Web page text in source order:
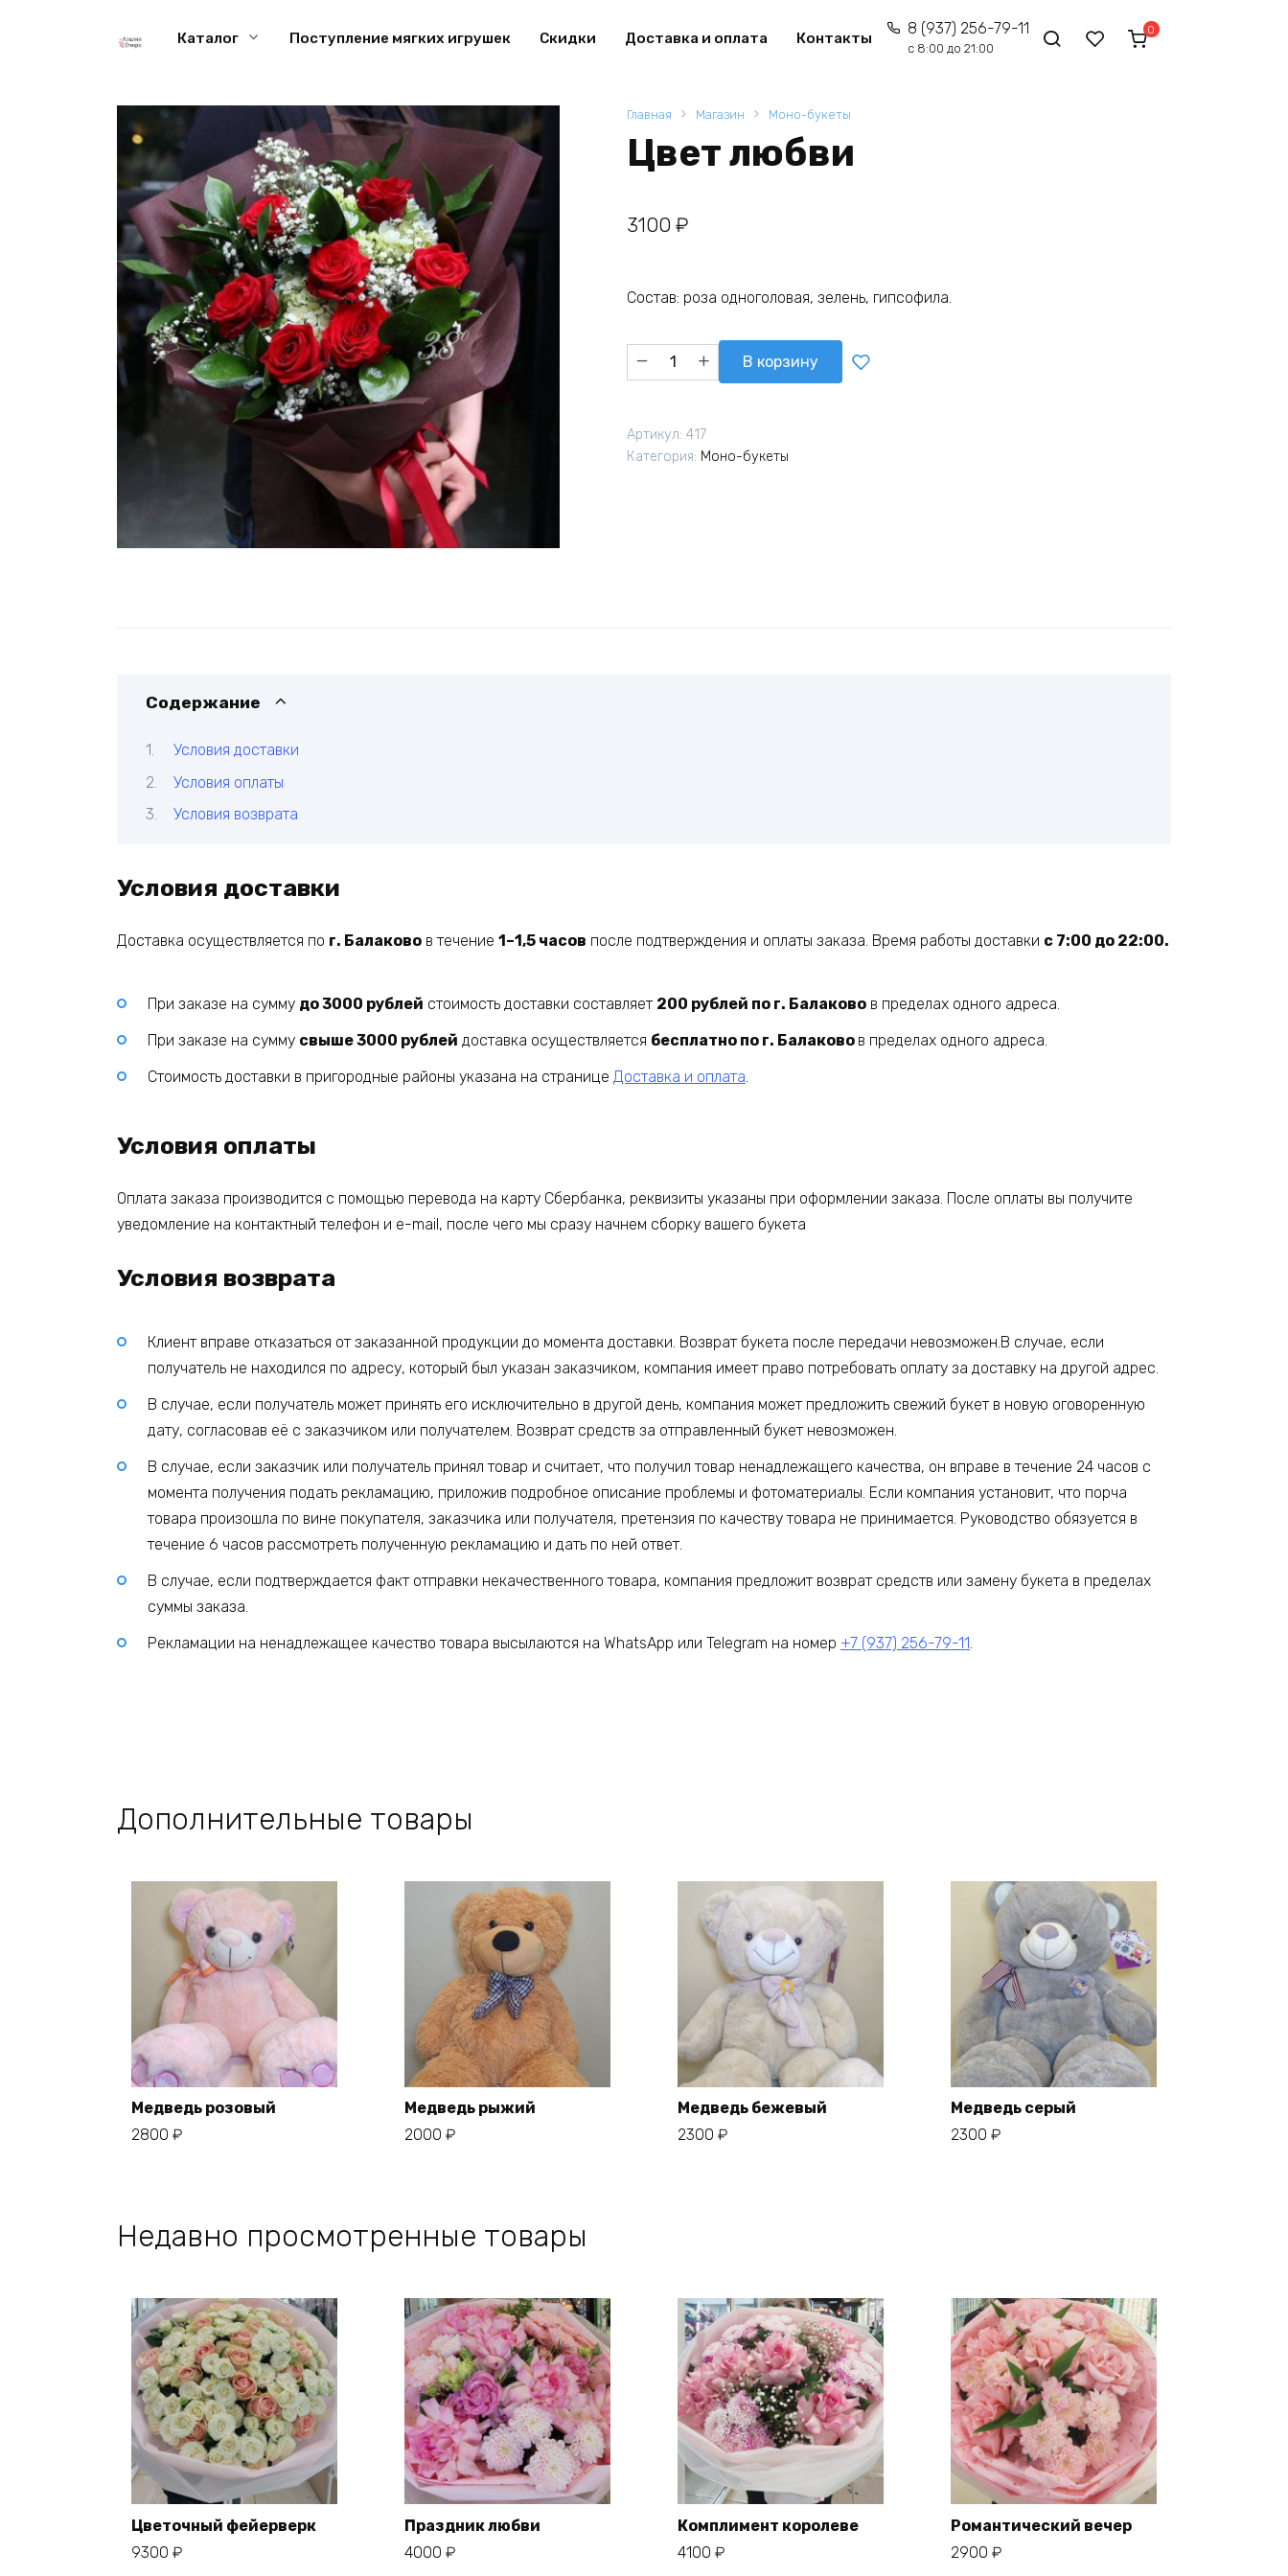
Каталог Поступление мягких игрушек Скидки Доставка и оплата Контакты
8 (937) 256-79-11
с 8:00 до 21:00
0
Главная Магазин Моно-букеты
Цвет любви
3100 ₽
Состав: роза одноголовая, зелень, гипсофила.
Количество
товара
В корзину
Артикул: 417
Категория: Моно-букеты
Содержание
Условия доставки
Условия оплаты
Условия возврата
Условия доставки
Доставка осуществляется по г. Балаково в течение 1–1,5 часов после подтверждения и оплаты заказа. Время работы доставки с 7:00 до 22:00.
При заказе на сумму до 3000 рублей стоимость доставки составляет 200 рублей по г. Балаково в пределах одного адреса.
При заказе на сумму свыше 3000 рублей доставка осуществляется бесплатно по г. Балаково в пределах одного адреса.
Стоимость доставки в пригородные районы указана на странице Доставка и оплата.
Условия оплаты
Оплата заказа производится с помощью перевода на карту Сбербанка, реквизиты указаны при оформлении заказа. После оплаты вы получите
уведомление на контактный телефон и e-mail, после чего мы сразу начнем сборку вашего букета
Условия возврата
Клиент вправе отказаться от заказанной продукции до момента доставки. Возврат букета после передачи невозможен.В случае, если
получатель не находился по адресу, который был указан заказчиком, компания имеет право потребовать оплату за доставку на другой адрес.
В случае, если получатель может принять его исключительно в другой день, компания может предложить свежий букет в новую оговоренную
дату, согласовав её с заказчиком или получателем. Возврат средств за отправленный букет невозможен.
В случае, если заказчик или получатель принял товар и считает, что получил товар ненадлежащего качества, он вправе в течение 24 часов с
момента получения подать рекламацию, приложив подробное описание проблемы и фотоматериалы. Если компания установит, что порча
товара произошла по вине покупателя, заказчика или получателя, претензия по качеству товара не принимается. Руководство обязуется в
течение 6 часов рассмотреть полученную рекламацию и дать по ней ответ.
В случае, если подтверждается факт отправки некачественного товара, компания предложит возврат средств или замену букета в пределах
суммы заказа.
Рекламации на ненадлежащее качество товара высылаются на WhatsApp или Telegram на номер +7 (937) 256-79-11.
Дополнительные товары
Медведь розовый
2800 ₽
Медведь рыжий
2000 ₽
Медведь бежевый
2300 ₽
Медведь серый
2300 ₽
Недавно просмотренные товары
Цветочный фейерверк
9300 ₽
Праздник любви
4000 ₽
Комплимент королеве
4100 ₽
Романтический вечер
2900 ₽